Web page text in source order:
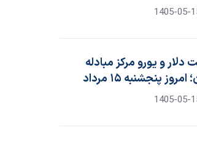
1405-05-
دلار و یورو مرکز مبادله
ایران؛ امروز پنجشنبه ۱۵ مرداد
1405-05-